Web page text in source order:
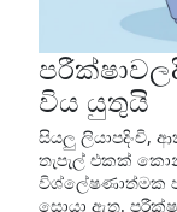
විය යුතුයි
සියලු ලියාපදිංචි,
තැපැල් එකක්
විශ්ලේෂණාත්මක
සොයා ඇත.